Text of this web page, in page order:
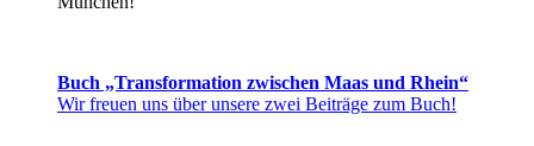
Buch „Transformation zwischen Maas und Rhein“
Wir freuen uns über unsere zwei Beiträge zum Buch!